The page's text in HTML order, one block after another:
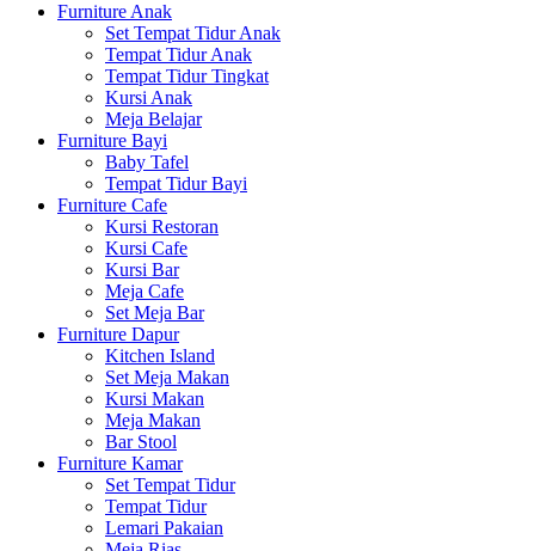
Furniture Anak
Set Tempat Tidur Anak
Tempat Tidur Anak
Tempat Tidur Tingkat
Kursi Anak
Meja Belajar
Furniture Bayi
Baby Tafel
Tempat Tidur Bayi
Furniture Cafe
Kursi Restoran
Kursi Cafe
Kursi Bar
Meja Cafe
Set Meja Bar
Furniture Dapur
Kitchen Island
Set Meja Makan
Kursi Makan
Meja Makan
Bar Stool
Furniture Kamar
Set Tempat Tidur
Tempat Tidur
Lemari Pakaian